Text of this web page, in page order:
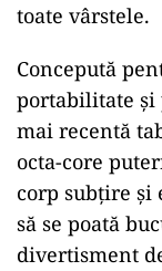
toate vârstele.
Concepută
portabilitate și
mai recentă
octa-core
corp subțire
să se poată
divertisment